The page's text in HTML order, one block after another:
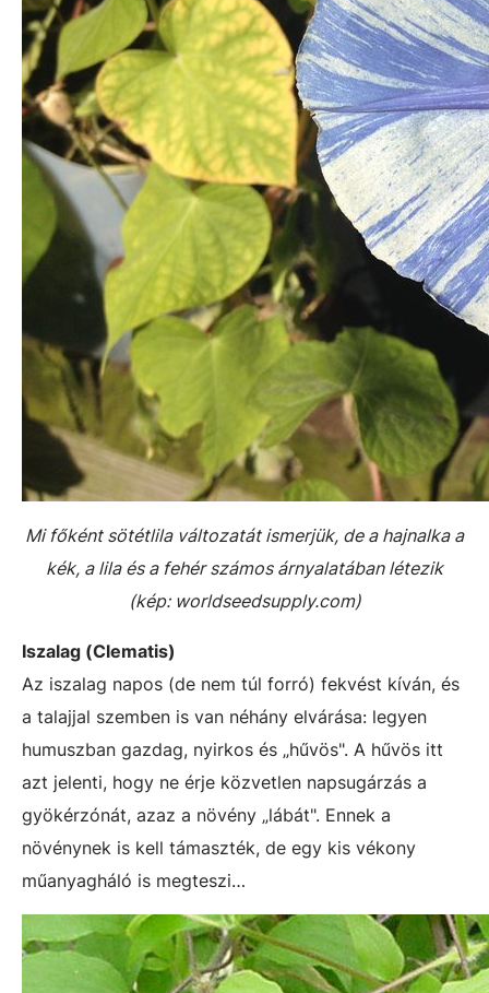
Mi főként sötétlila változatát ismerjük, de a hajnalka a
kék, a lila és a fehér számos árnyalatában létezik
(kép: worldseedsupply.com)
Iszalag (Clematis)
Az iszalag napos (de nem túl forró) fekvést kíván, és
a talajjal szemben is van néhány elvárása: legyen
humuszban gazdag, nyirkos és „hűvös". A hűvös itt
azt jelenti, hogy ne érje közvetlen napsugárzás a
gyökérzónát, azaz a növény „lábát". Ennek a
növénynek is kell támaszték, de egy kis vékony
műanyagháló is megteszi…